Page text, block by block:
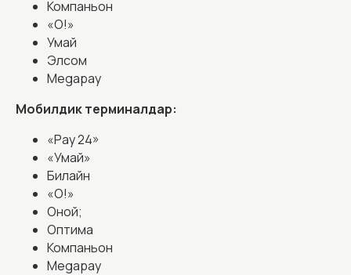
Компаньон
«О!»
Умай
Элсом
Megapay
Мобилдик терминалдар:
«Pay 24»
«Умай»
Билайн
«О!»
Оной;
Оптима
Компаньон
Megapay
Компания
Суроо-жооп
Жаңылыктар
Фин. көрсөткүчтөр
Реквизиттер
Филиалдар